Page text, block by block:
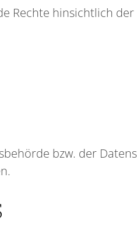
Rechte hinsichtlich der
bzw. der